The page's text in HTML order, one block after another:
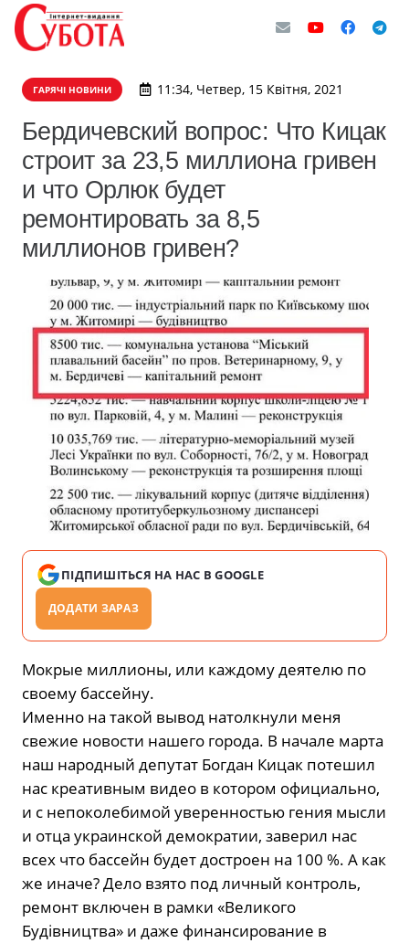
ГАРЯЧІ НОВИНИ 11:34, Четвер, 15 Квітня, 2021
Бердичевский вопрос: Что Кицак
строит за 23,5 миллиона гривен
и что Орлюк будет
ремонтировать за 8,5
миллионов гривен?
ПІДПИШІТЬСЯ НА НАС В GOOGLE
ДОДАТИ ЗАРАЗ
Мокрые миллионы, или каждому деятелю по
своему бассейну.
Именно на такой вывод натолкнули меня
свежие новости нашего города. В начале марта
наш народный депутат Богдан Кицак потешил
нас креативным видео в котором официально,
и с непоколебимой уверенностью гения мысли
и отца украинской демократии, заверил нас
всех что бассейн будет достроен на 100 %. А как
же иначе? Дело взято под личный контроль,
ремонт включен в рамки «Великого
Будівництва» и даже финансирование в